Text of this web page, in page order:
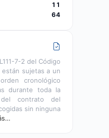
11
64
7-2 del Código
sujetas a un
cronológico
durante toda la
contrato del
sin ninguna